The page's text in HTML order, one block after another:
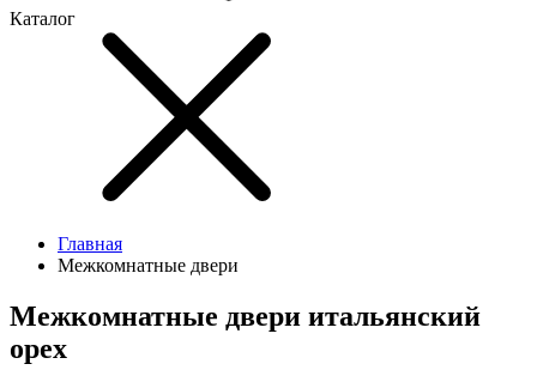
Каталог
Главная
Межкомнатные двери
Межкомнатные двери итальянский
орех